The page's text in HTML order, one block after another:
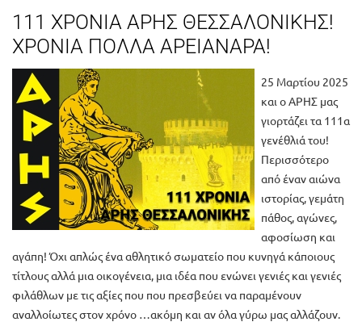
111 ΧΡΟΝΙΑ ΑΡΗΣ ΘΕΣΣΑΛΟΝΙΚΗΣ!
ΧΡΟΝΙΑ ΠΟΛΛΑ ΑΡΕΙΑΝΑΡΑ!
25 Μαρτίου 2025
και ο ΑΡΗΣ μας
γιορτάζει τα 111α
γενέθλιά του!
Περισσότερο
από έναν αιώνα
ιστορίας, γεμάτη
πάθος, αγώνες,
αφοσίωση και
αγάπη! Όχι απλώς ένα αθλητικό σωματείο που κυνηγά κάποιους
τίτλους αλλά μια οικογένεια, μια ιδέα που ενώνει γενιές και γενιές
φιλάθλων με τις αξίες που που πρεσβεύει να παραμένουν
αναλλοίωτες στον χρόνο …ακόμη και αν όλα γύρω μας αλλάζουν.